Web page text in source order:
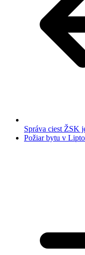
Správa ciest ŽSK
Požiar bytu v